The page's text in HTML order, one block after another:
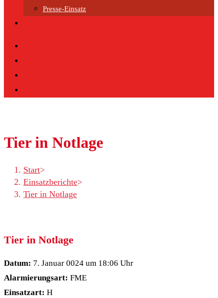
Presse-Einsatz
Tier in Notlage
Start>
Einsatzberichte>
Tier in Notlage
Tier in Notlage
Datum: 7. Januar 0024 um 18:06 Uhr
Alarmierungsart: FME
Einsatzart: H